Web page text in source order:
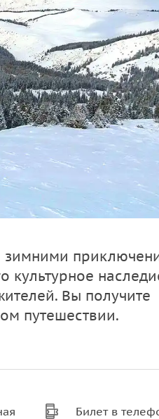
зимними
культурное
Вы получите
путешествии.
Билет в